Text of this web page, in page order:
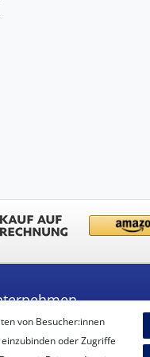
Filiale
von Besucher:innen
oder Zugriffe